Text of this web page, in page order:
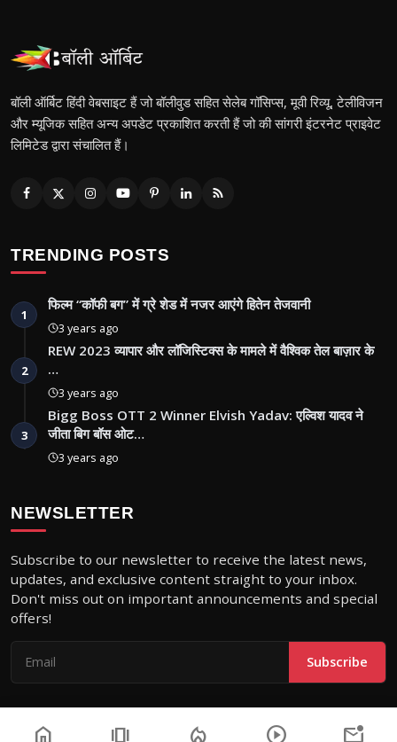
बॉली ऑर्बिट हिंदी वेबसाइट हैं जो बॉलीवुड सहित सेलेब गॉसिप्स, मूवी रिव्यू, टेलीविजन
और म्यूजिक सहित अन्य अपडेट प्रकाशित करती हैं जो की सांगरी इंटरनेट प्राइवेट
लिमिटेड द्वारा संचालित हैं।
TRENDING POSTS
1
फिल्म “कॉफी बग” में ग्रे शेड में नजर आएंगे हितेन तेजवानी
3 years ago
2
REW 2023 व्यापार और लॉजिस्टिक्स के मामले में वैश्विक तेल बाज़ार के
…
3 years ago
3
Bigg Boss OTT 2 Winner Elvish Yadav: एल्विश यादव ने
जीता बिग बॉस ओट…
3 years ago
NEWSLETTER
Subscribe to our newsletter to receive the latest news,
updates, and exclusive content straight to your inbox.
Don't miss out on important announcements and special
offers!
Subscribe
home amp_stories local_fire_department play_circle mark_email_unread